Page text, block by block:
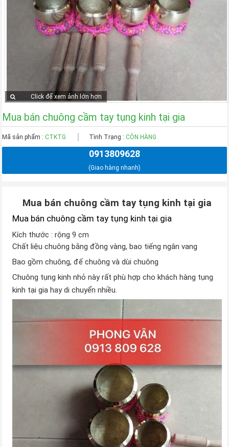
Click để xem ảnh lớn hơn
Mua bán chuông cầm tay tụng kinh tại gia
Mã sản phẩm :CTKTG Tình Trạng : CÒN HÀNG
0913809628
(Giao hàng nhanh)
Mua bán chuông cầm tay tụng kinh tại gia
Mua bán chuông cầm tay tụng kinh tại gia
Kích thước : rộng 9 cm
Chất liệu chuông bằng đồng vàng, bao tiếng ngân vang
Bao gồm chuông, đế chuông và dùi chuông
Chuông tụng kinh nhỏ này rất phù hợp cho khách hàng tụng
kinh tại gia hay di chuyển nhiều.